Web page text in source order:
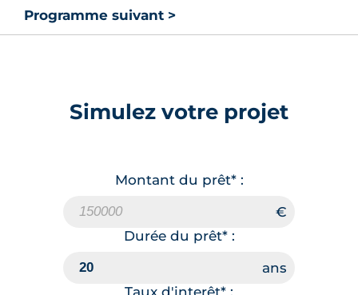
Programme suivant >
Simulez votre projet
Montant du prêt* :
Durée du prêt* :
Taux d'interêt* :